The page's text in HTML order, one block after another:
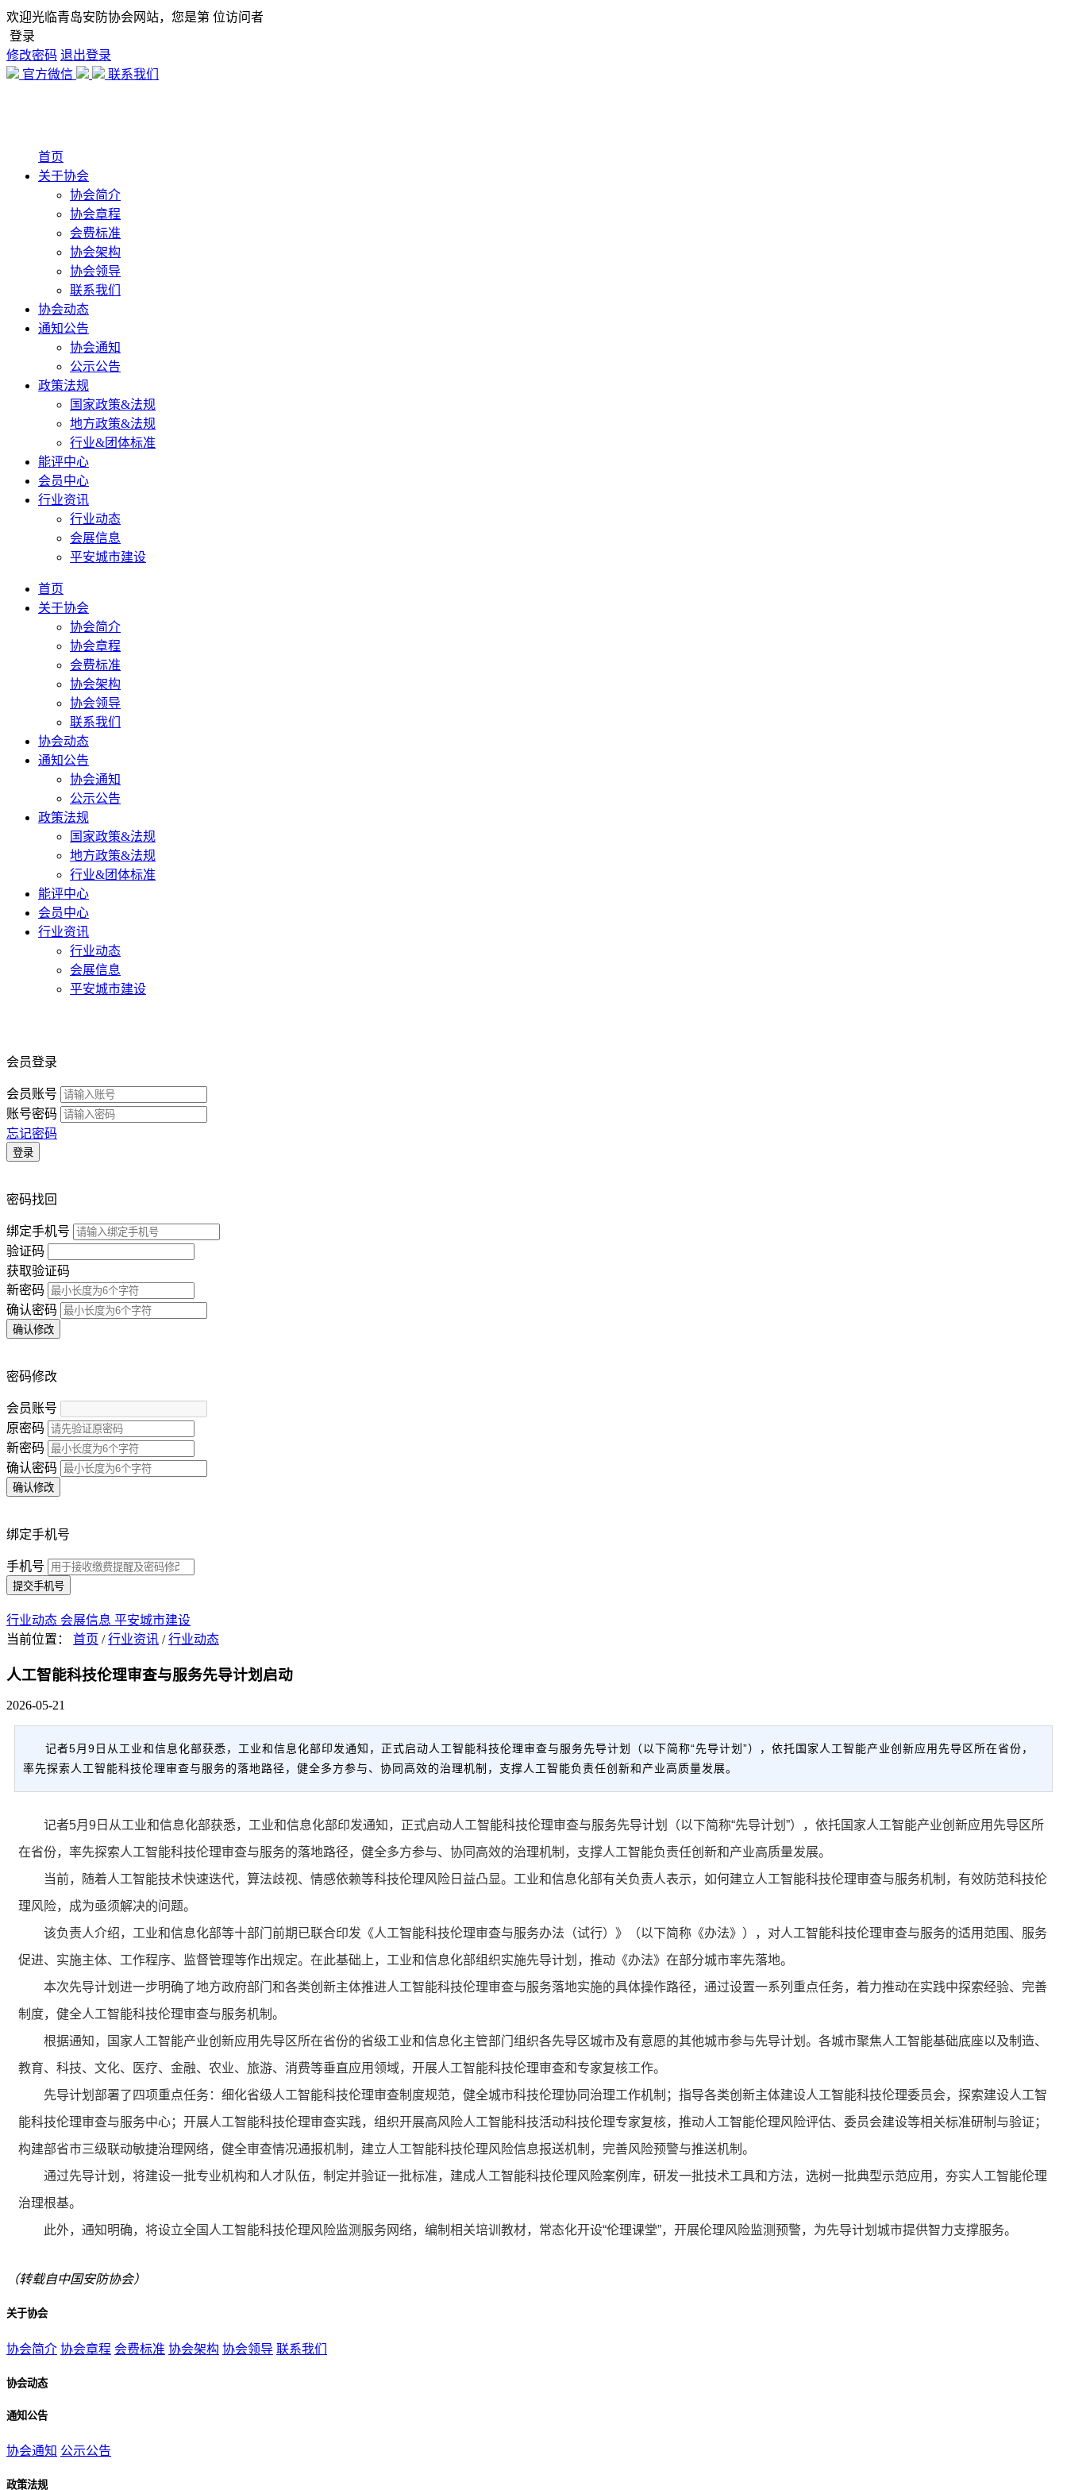
欢迎光临青岛安防协会网站，您是第 位访问者
登录
修改密码 退出登录
官方微信
联系我们
首页
关于协会
协会简介
协会章程
会费标准
协会架构
协会领导
联系我们
协会动态
通知公告
协会通知
公示公告
政策法规
国家政策&法规
地方政策&法规
行业&团体标准
能评中心
会员中心
行业资讯
行业动态
会展信息
平安城市建设
首页
关于协会
协会简介
协会章程
会费标准
协会架构
协会领导
联系我们
协会动态
通知公告
协会通知
公示公告
政策法规
国家政策&法规
地方政策&法规
行业&团体标准
能评中心
会员中心
行业资讯
行业动态
会展信息
平安城市建设
会员登录
会员账号
账号密码
忘记密码
登录
密码找回
绑定手机号
验证码
获取验证码
新密码
确认密码
确认修改
密码修改
会员账号
原密码
新密码
确认密码
确认修改
绑定手机号
手机号
提交手机号
行业动态 会展信息 平安城市建设
当前位置： 首页 / 行业资讯 /行业动态
人工智能科技伦理审查与服务先导计划启动
2026-05-21
记者5月9日从工业和信息化部获悉，工业和信息化部印发通知，正式启动人工智能科技伦理审查与服务先导计划（以下简称“先导计划”），依托国家人工智能产业创新应用先导区所在省份，
率先探索人工智能科技伦理审查与服务的落地路径，健全多方参与、协同高效的治理机制，支撑人工智能负责任创新和产业高质量发展。
记者5月9日从工业和信息化部获悉，工业和信息化部印发通知，正式启动人工智能科技伦理审查与服务先导计划（以下简称“先导计划”），依托国家人工智能产业创新应用先导区所
在省份，率先探索人工智能科技伦理审查与服务的落地路径，健全多方参与、协同高效的治理机制，支撑人工智能负责任创新和产业高质量发展。
当前，随着人工智能技术快速迭代，算法歧视、情感依赖等科技伦理风险日益凸显。工业和信息化部有关负责人表示，如何建立人工智能科技伦理审查与服务机制，有效防范科技伦
理风险，成为亟须解决的问题。
该负责人介绍，工业和信息化部等十部门前期已联合印发《人工智能科技伦理审查与服务办法（试行）》（以下简称《办法》），对人工智能科技伦理审查与服务的适用范围、服务
促进、实施主体、工作程序、监督管理等作出规定。在此基础上，工业和信息化部组织实施先导计划，推动《办法》在部分城市率先落地。
本次先导计划进一步明确了地方政府部门和各类创新主体推进人工智能科技伦理审查与服务落地实施的具体操作路径，通过设置一系列重点任务，着力推动在实践中探索经验、完善
制度，健全人工智能科技伦理审查与服务机制。
根据通知，国家人工智能产业创新应用先导区所在省份的省级工业和信息化主管部门组织各先导区城市及有意愿的其他城市参与先导计划。各城市聚焦人工智能基础底座以及制造、
教育、科技、文化、医疗、金融、农业、旅游、消费等垂直应用领域，开展人工智能科技伦理审查和专家复核工作。
先导计划部署了四项重点任务：细化省级人工智能科技伦理审查制度规范，健全城市科技伦理协同治理工作机制；指导各类创新主体建设人工智能科技伦理委员会，探索建设人工智
能科技伦理审查与服务中心；开展人工智能科技伦理审查实践，组织开展高风险人工智能科技活动科技伦理专家复核，推动人工智能伦理风险评估、委员会建设等相关标准研制与验证；
构建部省市三级联动敏捷治理网络，健全审查情况通报机制，建立人工智能科技伦理风险信息报送机制，完善风险预警与推送机制。
通过先导计划，将建设一批专业机构和人才队伍，制定并验证一批标准，建成人工智能科技伦理风险案例库，研发一批技术工具和方法，选树一批典型示范应用，夯实人工智能伦理
治理根基。
此外，通知明确，将设立全国人工智能科技伦理风险监测服务网络，编制相关培训教材，常态化开设“伦理课堂”，开展伦理风险监测预警，为先导计划城市提供智力支撑服务。
（转载自中国安防协会）
关于协会
协会简介 协会章程 会费标准 协会架构 协会领导 联系我们
协会动态
通知公告
协会通知 公示公告
政策法规